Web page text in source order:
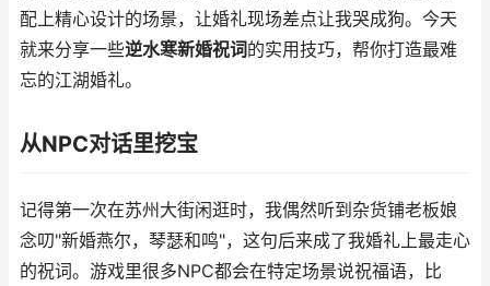
配上精心设计的场景，让婚礼现场差点让我哭成狗。今天
就来分享一些逆水寒新婚祝词的实用技巧，帮你打造最难
忘的江湖婚礼。
从NPC对话里挖宝
记得第一次在苏州大街闲逛时，我偶然听到杂货铺老板娘
念叨"新婚燕尔，琴瑟和鸣"，这句后来成了我婚礼上最走心
的祝词。游戏里很多NPC都会在特定场景说祝福语，比